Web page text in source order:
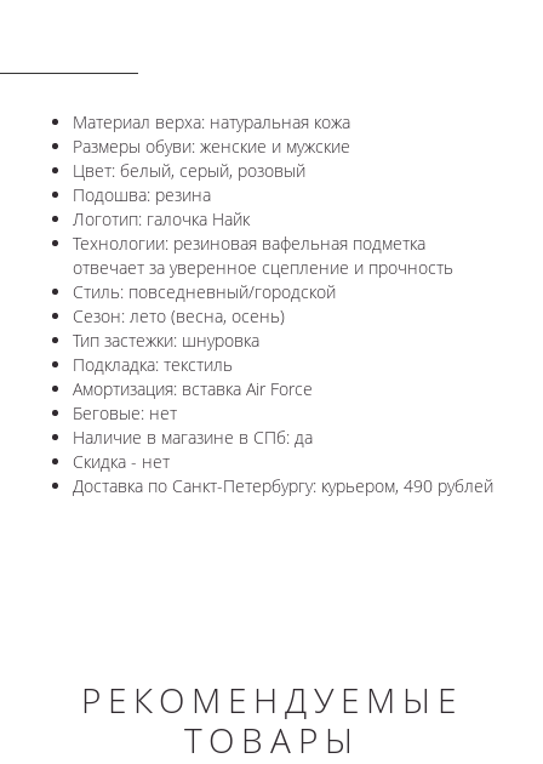
Материал верха: натуральная кожа
Размеры обуви: женские и мужские
Цвет: белый, серый, розовый
Подошва: резина
Логотип: галочка Найк
Технологии: резиновая вафельная подметка
отвечает за уверенное сцепление и прочность
Стиль: повседневный/городской
Сезон: лето (весна, осень)
Тип застежки: шнуровка
Подкладка: текстиль
Амортизация: вставка Air Force
Беговые: нет
Наличие в магазине в СПб: да
Скидка - нет
Доставка по Санкт-Петербургу: курьером, 490 рублей
РЕКОМЕНДУЕМЫЕ
ТОВАРЫ